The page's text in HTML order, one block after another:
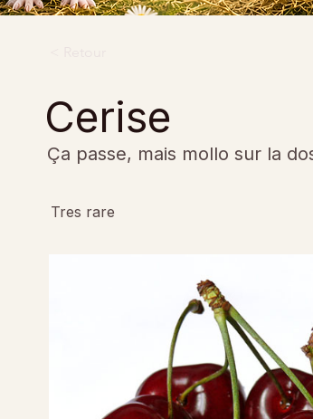
Ça passe, mais mollo sur la
Cerise
Tres rare